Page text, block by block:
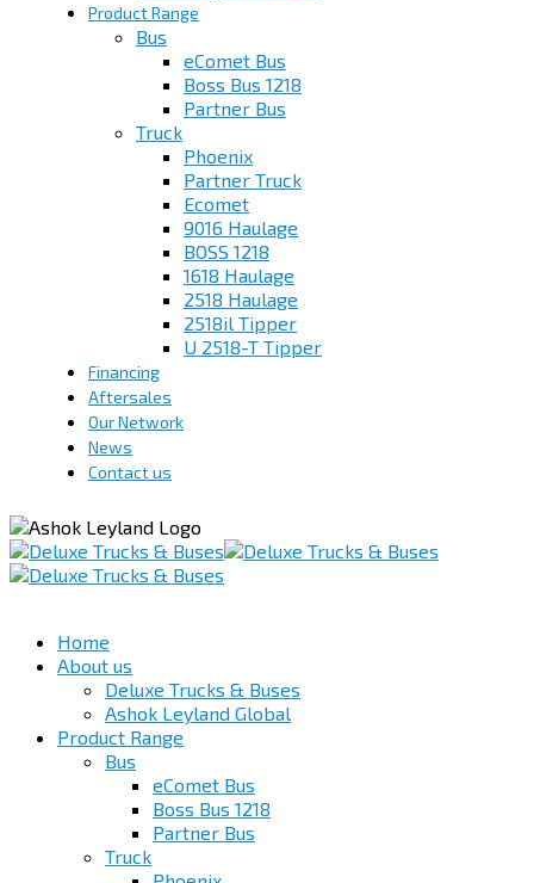
Product Range
Bus
eComet Bus
Boss Bus 1218
Partner Bus
Truck
Phoenix
Partner Truck
Ecomet
9016 Haulage
BOSS 1218
1618 Haulage
2518 Haulage
2518il Tipper
U 2518-T Tipper
Financing
Aftersales
Our Network
News
Contact us
Home
About us
Deluxe Trucks & Buses
Ashok Leyland Global
Product Range
Bus
eComet Bus
Boss Bus 1218
Partner Bus
Truck